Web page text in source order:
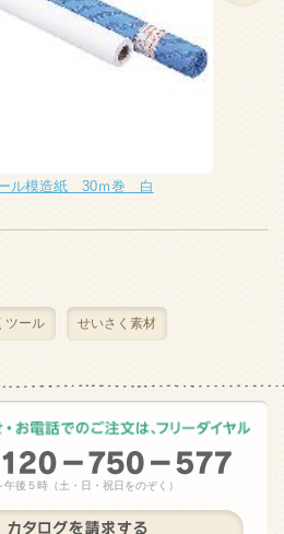
ル模造紙 30ｍ巻 白
ツール せいさく素材
午後５時（土・日・祝日をのぞく）